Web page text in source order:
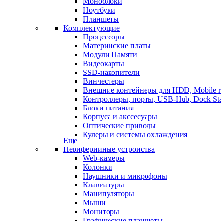
Ноутбуки
Планшеты
Комплектующие
Процессоры
Материнские платы
Модули Памяти
Видеокарты
SSD-накопители
Винчестеры
Внешние контейнеры для HDD, Mobile
Контроллеры, порты, USB-Hub, Dock
Блоки питания
Корпуса и акссесуары
Оптические приводы
Кулеры и системы охлаждения
Еще
Периферийные устройства
Web-камеры
Колонки
Наушники и микрофоны
Клавиатуры
Манипуляторы
Мыши
Мониторы